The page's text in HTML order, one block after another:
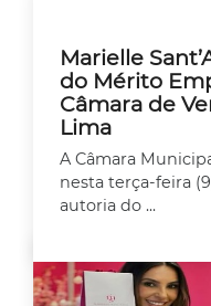
Marielle
do Mérito
Câmara de
Lima
A Câmara
nesta terça-feira
autoria do ...